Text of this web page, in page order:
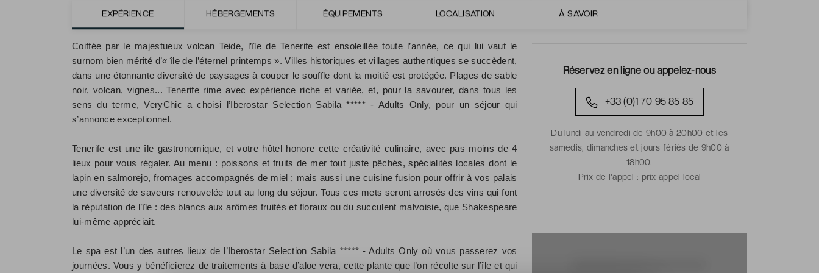
EXPÉRIENCE HÉBERGEMENTS ÉQUIPEMENTS LOCALISATION À SAVOIR
Coiffée par le majestueux volcan Teide, l’île de Tenerife est ensoleillée toute l’année, ce qui lui vaut le
surnom bien mérité d’« île de l’éternel printemps ». Villes historiques et villages authentiques se succèdent,
dans une étonnante diversité de paysages à couper le souffle dont la moitié est protégée. Plages de sable
noir, volcan, vignes... Tenerife rime avec expérience riche et variée, et, pour la savourer, dans tous les
sens du terme, VeryChic a choisi l’Iberostar Selection Sabila ***** - Adults Only, pour un séjour qui
s’annonce exceptionnel.
Tenerife est une île gastronomique, et votre hôtel honore cette créativité culinaire, avec pas moins de 4
lieux pour vous régaler. Au menu : poissons et fruits de mer tout juste pêchés, spécialités locales dont le
lapin en salmorejo, fromages accompagnés de miel ; mais aussi une cuisine fusion pour offrir à vos palais
une diversité de saveurs renouvelée tout au long du séjour. Tous ces mets seront arrosés des vins qui font
la réputation de l’île : des blancs aux arômes fruités et floraux ou du succulent malvoisie, que Shakespeare
lui-même appréciait.
Le spa est l’un des autres lieux de l’Iberostar Selection Sabila ***** - Adults Only où vous passerez vos
journées. Vous y bénéficierez de traitements à base d’aloe vera, cette plante que l’on récolte sur l’île et qui
Réservez en ligne ou appelez-nous
+33 (0)1 70 95 85 85
Du lundi au vendredi de 9h00 à 20h00 et les
samedis, dimanches et jours fériés de 9h00 à
18h00.
Prix de l'appel : prix appel local